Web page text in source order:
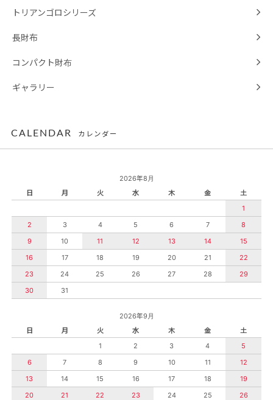
トリアンゴロシリーズ
長財布
コンパクト財布
ギャラリー
CALENDAR カレンダー
2026年8月
日
月 火 水 木 金
土
1
2
3 4 5 6 7
8
9
10 11 12 13 14
15
16
17 18 19 20 21
22
23
24 25 26 27 28
29
30
31
2026年9月
日
月 火 水 木 金
土
1
2 3 4
5
6
7 8 9 10 11
12
13
14 15 16 17 18
19
20
21 22 23 24 25
26